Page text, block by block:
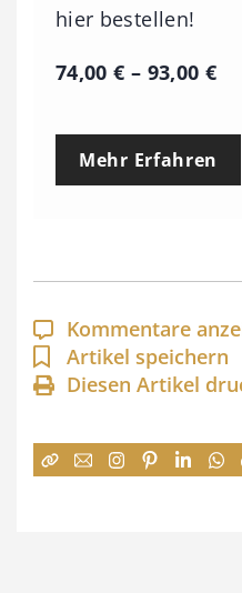
hier bestellen!
74,00€ – 93,00 €P
e
p
a
n
n
:
Mehr Erfahren
Kommentare
Artikel speichern
Diesen Artikel